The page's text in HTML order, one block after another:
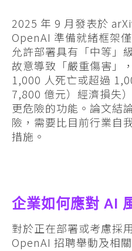
2025 年 9 月發表於
OpenAI 準備就緒框架
允許部署具有「中等」
故意導致「嚴重傷害」
1,000 人死亡或超過
7,800 億元）經濟損失
更危險的功能。論文結
險，需要比目前行業自
措施。
企業如何應對 AI
對於正在部署或考慮採
OpenAI 招聘舉動及相